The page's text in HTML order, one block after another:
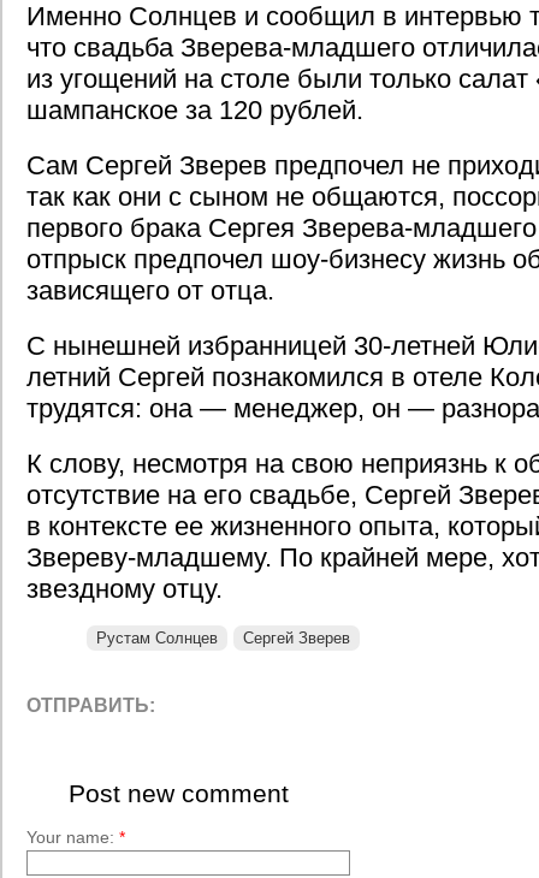
Именно Солнцев и сообщил в интервью
что свадьба Зверева-младшего
из угощений на столе были только
шампанское за 120 рублей.
Сам Сергей Зверев предпочел не
так как они с сыном не общаются,
первого брака Сергея Зверева-младшего
отпрыск предпочел шоу-бизнесу жизнь
зависящего от отца.
С нынешней избранницей 30-летней
летний Сергей познакомился в отеле
трудятся: она — менеджер, он —
К слову, несмотря на свою неприязнь к
отсутствие на его свадьбе, Сергей
в контексте ее жизненного опыта,
Звереву-младшему. По крайней мере,
звездному отцу.
Рустам Солнцев Сергей Зверев
ОТПРАВИТЬ:
Post new comment
Your name: *